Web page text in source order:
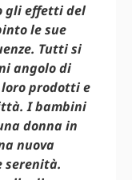
gli effetti del
le sue
Tutti si
angolo di
prodotti e
I bambini
donna in
nuova
serenità.